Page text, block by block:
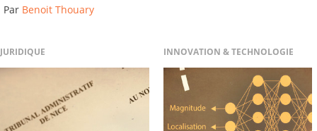
Par Benoit Thouary
JURIDIQUE INNOVATION & TECHNOLOGIE